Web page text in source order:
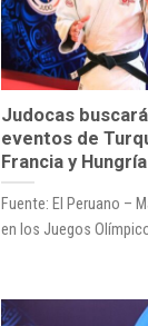
Judocas
eventos de
Francia y Hungría
Fuente: El Peruano –
en los Juegos